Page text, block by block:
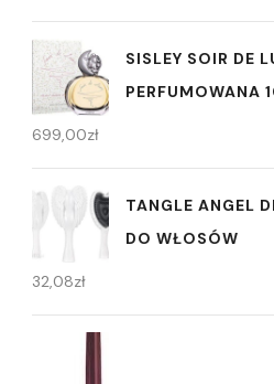
SISLEY SOIR DE
PERFUMOWANA
699,00zł
TANGLE ANGEL
DO WŁOSÓW
32,08zł